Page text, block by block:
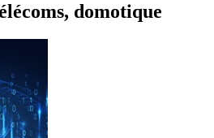
domotique